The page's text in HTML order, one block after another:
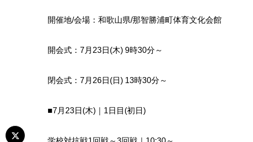
開催地/会場：和歌山県/那智勝浦町体育文化会館
開会式：7月23日(木) 9時30分～
閉会式：7月26日(日) 13時30分～
■7月23日(木)｜1日目(初日)